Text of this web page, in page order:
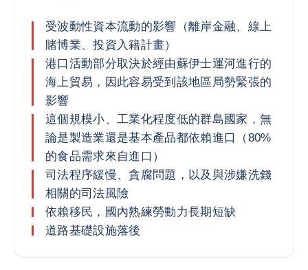
受波動性資本流動的影響（離岸金融、線上
賭博業、投資入籍計畫）
港口活動部分取決於經由蘇伊士運河進行的
海上貿易，因此容易受到該地區局勢緊張的
影響
這個規模小、工業化程度低的群島國家，無
論是製造業還是基本產品都依賴進口（80%
的食品需求來自進口）
司法程序緩慢、貪腐問題，以及與涉嫌洗錢
相關的司法風險
依賴移民，國內熟練勞動力長期短缺
道路基礎設施落後